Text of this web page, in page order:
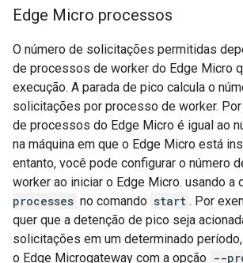
Edge Micro processos
O número de solicitações permitidas
de processos de worker do Edge Micro
execução. A parada de pico calcula o
solicitações por processo de worker. Por
de processos do Edge Micro é igual ao
na máquina em que o Edge Micro está
entanto, você pode configurar o número
worker ao iniciar o Edge Micro. usando a
processes no comando start . Por
quer que a detenção de pico seja
solicitações em um determinado
o Edge Microgateway com a opção --